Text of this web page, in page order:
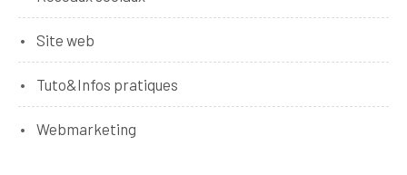
Site web
Tuto&Infos pratiques
Webmarketing